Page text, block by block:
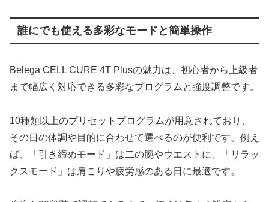
誰にでも使える多彩なモードと簡単操作
Belega CELL CURE 4T Plusの魅力は、初心者から上級者
まで幅広く対応できる多彩なプログラムと強度調整です。
10種類以上のプリセットプログラムが用意されており、
その日の体調や目的に合わせて選べるのが便利です。例え
ば、「引き締めモード」は二の腕やウエストに、「リラッ
クスモード」は肩こりや疲労感のある日に最適です。